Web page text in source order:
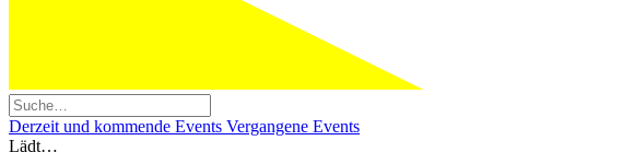
Derzeit und kommende Events Vergangene Events
Lädt…